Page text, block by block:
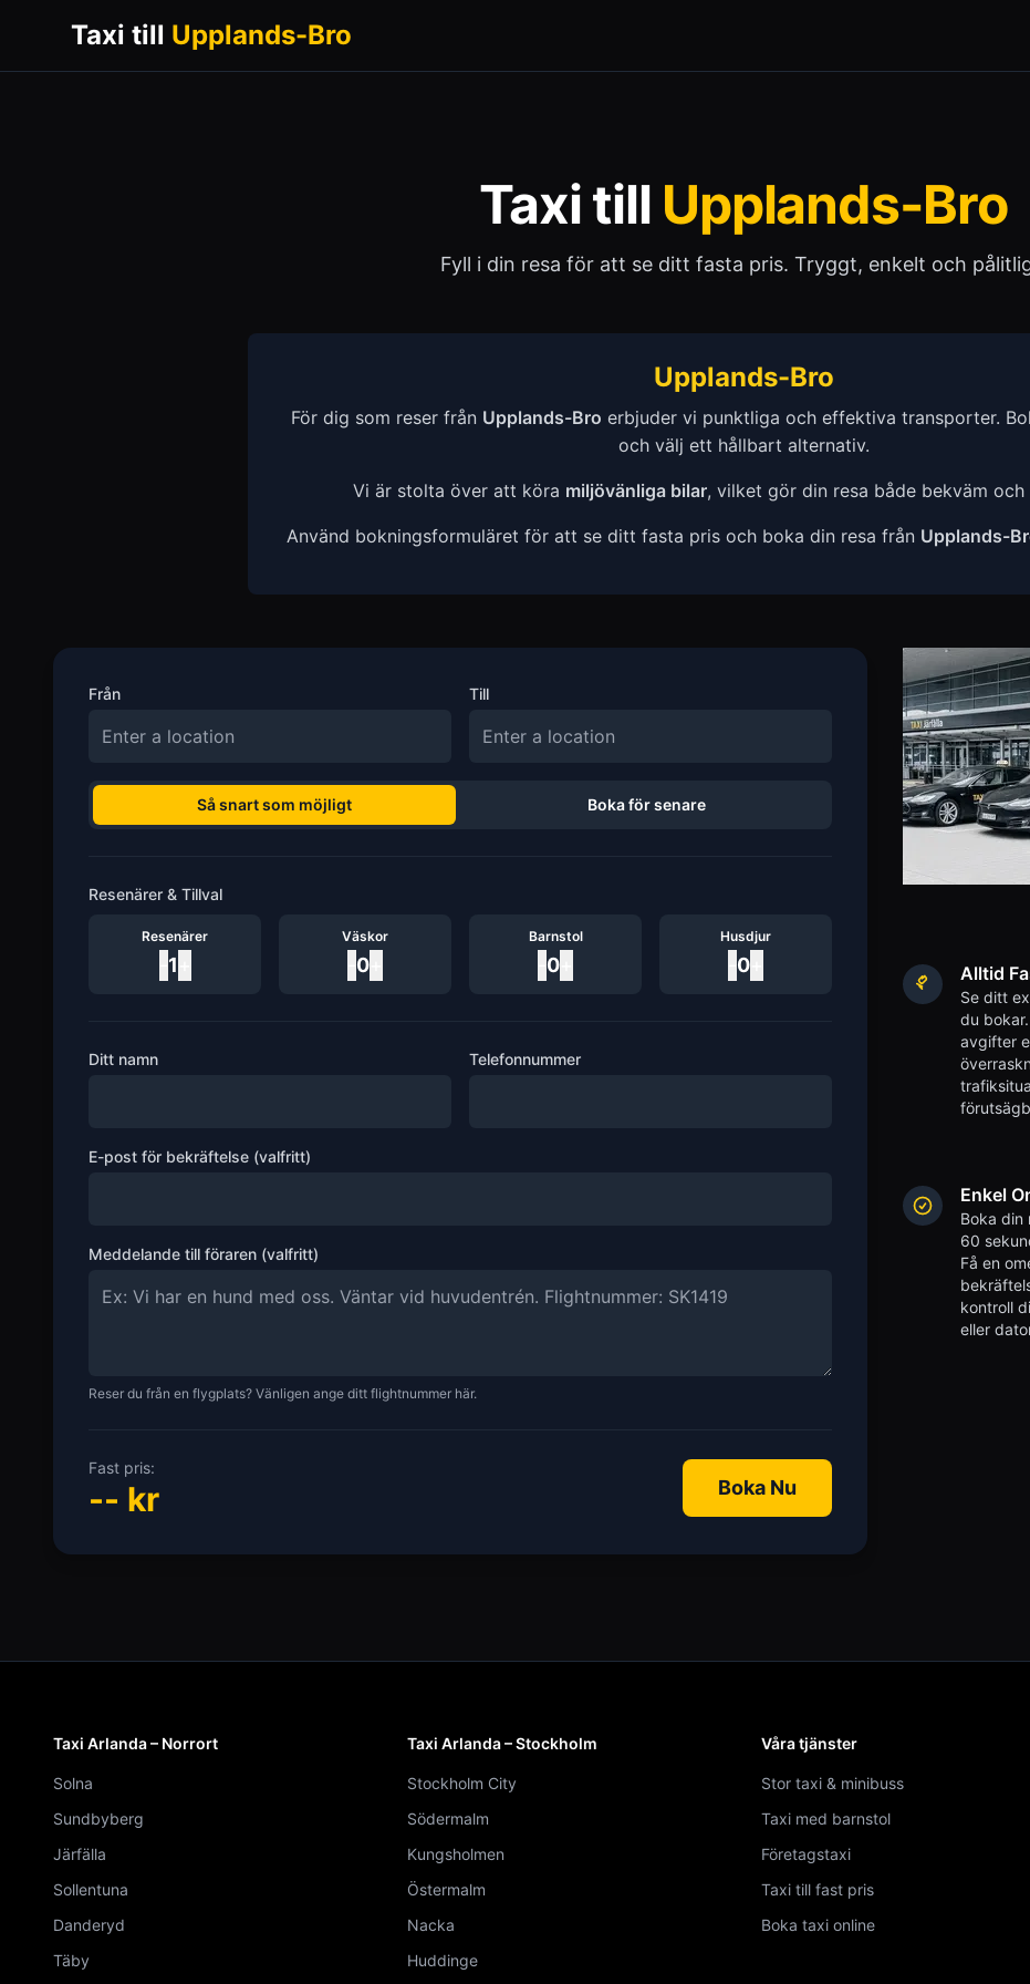
Taxi till Upplands-Bro
Taxi till Upplands-Bro
Fyll i din resa för att se ditt fasta pris. Tryggt, enkelt och
Upplands-Bro
För dig som reser från Upplands-Bro erbjuder vi punktliga och effektiva transporter.
och välj ett hållbart alternativ.
Vi är stolta över att köra miljövänliga bilar, vilket gör din resa både bekväm
Använd bokningsformuläret för att se ditt fasta pris och boka din resa från Upplands-
Från Till
Så snart som möjligt Boka för senare
Resenärer & Tillval
Resenärer
1
Väskor
0
Barnstol
0
Husdjur
0
Ditt namn Telefonnummer
E-post för bekräftelse (valfritt)
Meddelande till föraren (valfritt)
Reser du från en flygplats? Vänligen ange ditt flightnummer här.
Fast pris:
-- kr Boka Nu
Alltid
Se ditt
du
avgifter
Enkel
Boka din
60
Få en
kontroll
eller
Taxi Arlanda – Norrort
Solna
Sundbyberg
Järfälla
Sollentuna
Danderyd
Täby
Taxi Arlanda – Stockholm
Stockholm City
Södermalm
Kungsholmen
Östermalm
Nacka
Huddinge
Våra tjänster
Stor taxi & minibuss
Taxi med barnstol
Företagstaxi
Taxi till fast pris
Boka taxi online